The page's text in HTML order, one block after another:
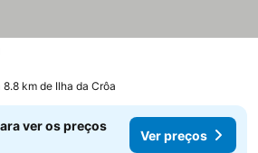
8.8 km de Ilha da Crôa
ver os preços
Ver preços